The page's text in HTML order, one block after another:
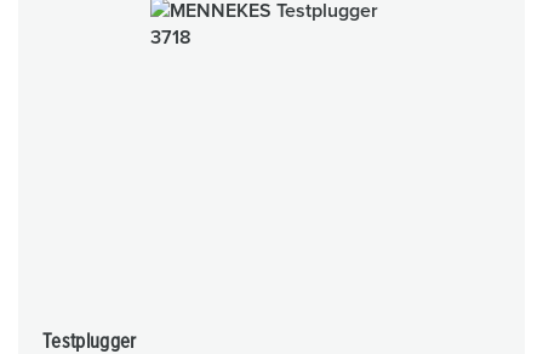
Testplugger